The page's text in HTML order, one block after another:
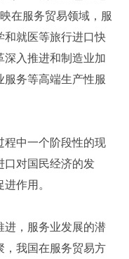
在服务贸易领域，服
和就医等旅行进口快
深入推进和制造业加
务等高端生产性服
程中一个阶段性的现
口对国民经济的发
作用。
进，服务业发展的潜
，我国在服务贸易方